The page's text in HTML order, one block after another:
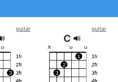
guitar guitar
C